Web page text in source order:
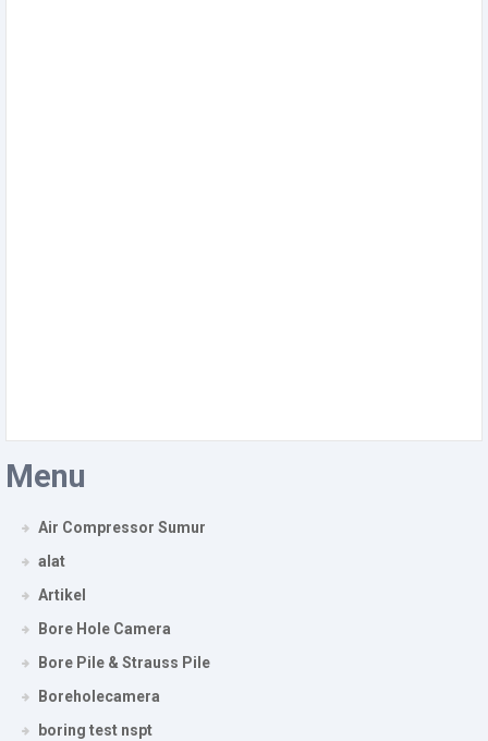
Menu
Air Compressor Sumur
alat
Artikel
Bore Hole Camera
Bore Pile & Strauss Pile
Boreholecamera
boring test nspt